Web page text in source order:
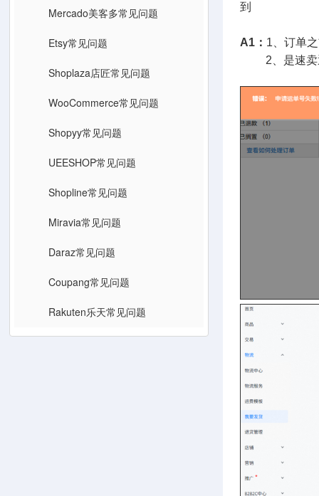
Mercado美客多常见问题
Etsy常见问题
Shoplaza店匠常见问题
WooCommerce常见问题
Shopyy常见问题
UEESHOP常见问题
Shopline常见问题
Miravia常见问题
Daraz常见问题
Coupang常见问题
Rakuten乐天常见问题
到
A1： 1、订单
2、是速卖通